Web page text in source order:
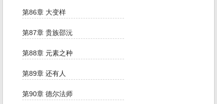
第86章 大变样
第87章 贵族邵沅
第88章 元素之种
第89章 还有人
第90章 德尔法师